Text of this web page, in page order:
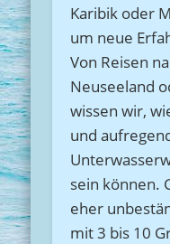
Karibik oder
um neue
Von Reisen
Neuseeland
wissen wir,
und
sein können.
eher
mit 3 bis 10